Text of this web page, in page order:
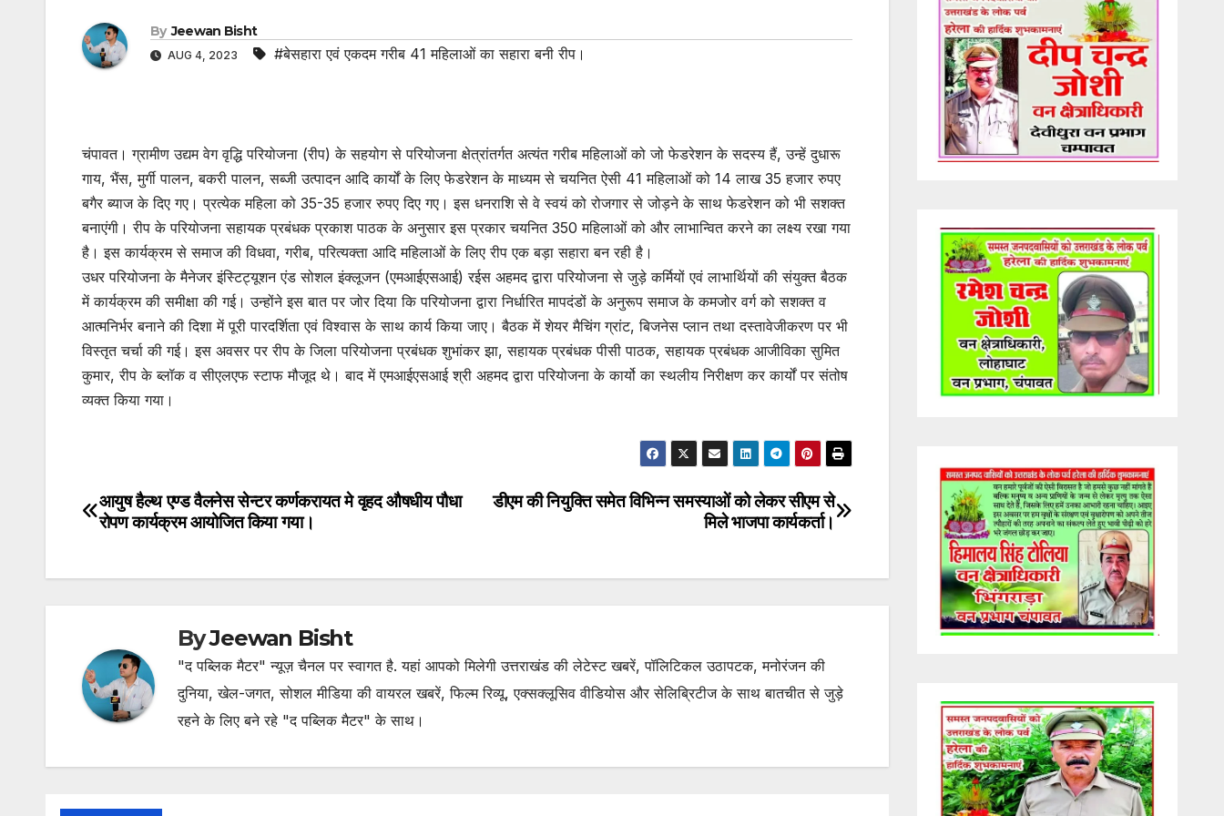
By Jeewan Bisht
AUG 4, 2023 #बेसहारा एवं एकदम गरीब 41 महिलाओं का सहारा बनी रीप।
चंपावत। ग्रामीण उद्यम वेग वृद्धि परियोजना (रीप) के सहयोग से परियोजना क्षेत्रांतर्गत अत्यंत गरीब महिलाओं को जो फेडरेशन के सदस्य हैं, उन्हें दुधारू
गाय, भैंस, मुर्गी पालन, बकरी पालन, सब्जी उत्पादन आदि कार्यों के लिए फेडरेशन के माध्यम से चयनित ऐसी 41 महिलाओं को 14 लाख 35 हजार रुपए
बगैर ब्याज के दिए गए। प्रत्येक महिला को 35-35 हजार रुपए दिए गए। इस धनराशि से वे स्वयं को रोजगार से जोड़ने के साथ फेडरेशन को भी सशक्त
बनाएंगी। रीप के परियोजना सहायक प्रबंधक प्रकाश पाठक के अनुसार इस प्रकार चयनित 350 महिलाओं को और लाभान्वित करने का लक्ष्य रखा गया
है। इस कार्यक्रम से समाज की विधवा, गरीब, परित्यक्ता आदि महिलाओं के लिए रीप एक बड़ा सहारा बन रही है।
उधर परियोजना के मैनेजर इंस्टिट्यूशन एंड सोशल इंक्लूजन (एमआईएसआई) रईस अहमद द्वारा परियोजना से जुड़े कर्मियों एवं लाभार्थियों की संयुक्त बैठक
में कार्यक्रम की समीक्षा की गई। उन्होंने इस बात पर जोर दिया कि परियोजना द्वारा निर्धारित मापदंडों के अनुरूप समाज के कमजोर वर्ग को सशक्त व
आत्मनिर्भर बनाने की दिशा में पूरी पारदर्शिता एवं विश्वास के साथ कार्य किया जाए। बैठक में शेयर मैचिंग ग्रांट, बिजनेस प्लान तथा दस्तावेजीकरण पर भी
विस्तृत चर्चा की गई। इस अवसर पर रीप के जिला परियोजना प्रबंधक शुभांकर झा, सहायक प्रबंधक पीसी पाठक, सहायक प्रबंधक आजीविका सुमित
कुमार, रीप के ब्लॉक व सीएलएफ स्टाफ मौजूद थे। बाद में एमआईएसआई श्री अहमद द्वारा परियोजना के कार्यो का स्थलीय निरीक्षण कर कार्यों पर संतोष
व्यक्त किया गया।
Post
डीएम की नियुक्ति समेत विभिन्न समस्याओं को लेकर सीएम से
मिले भाजपा कार्यकर्ता।
आयुष हैल्थ एण्ड वैलनेस सेन्टर कर्णकरायत मे वृहद औषधीय पौधा
रोपण कार्यक्रम आयोजित किया गया।
ByJeewan Bisht
"द पब्लिक मैटर" न्यूज़ चैनल पर स्वागत है. यहां आपको मिलेगी उत्तराखंड की लेटेस्ट खबरें, पॉलिटिकल उठापटक, मनोरंजन की
दुनिया, खेल-जगत, सोशल मीडिया की वायरल खबरें, फिल्म रिव्यू, एक्सक्लूसिव वीडियोस और सेलिब्रिटीज के साथ बातचीत से जुड़े
रहने के लिए बने रहे "द पब्लिक मैटर" के साथ।